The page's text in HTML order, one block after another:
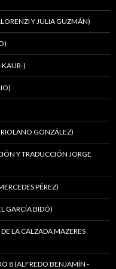
Y JULIA GUZMÁN)
KAUR-)
GONZÁLEZ)
Y TRADUCCIÓN JORGE
PÉREZ)
GARCÍA BIDÓ)
LA CALZADA MAZERES
8 (ALFREDO BENJAMÍN -